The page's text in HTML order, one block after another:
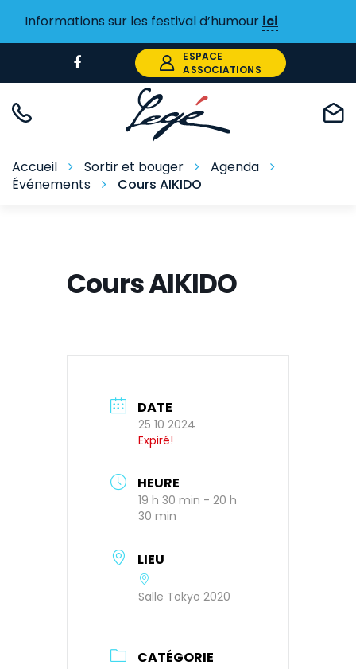
Informations sur les festival d’humour ici
vers
Facebook
ESPACE
ASSOCIATIONS
Accueil Sortir et bouger
Agenda
Événements
Cours AIKIDO
Cours AIKIDO
DATE
25 10 2024
Expiré!
HEURE
19 h 30 min - 20 h
30 min
LIEU
Salle Tokyo 2020
CATÉGORIE